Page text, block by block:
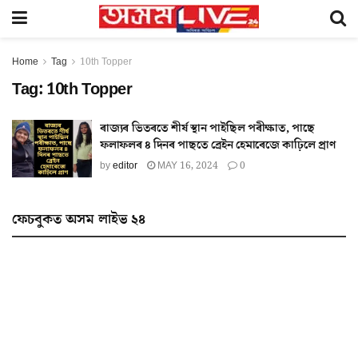
Home Tag 10th Topper
Tag: 10th Topper
ৰাজ্যৰ ভিতৰতে শীৰ্ষ স্থান পাইছিল পৰীক্ষাত, পাছে
ফলাফলৰ ৪ দিনৰ পাছতে ব্ৰেইন হেমাৰেজে কাঢ়িলে প্ৰাণ
byeditor MAY 16, 2024 0
ফেচবুকত অসম লাইভ ২৪